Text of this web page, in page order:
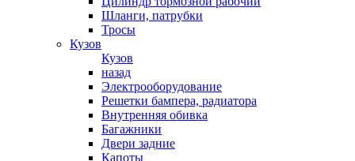
Шланги, патрубки
Тросы
Кузов
Кузов
назад
Электрооборудование
Решетки бампера, радиатора
Внутренняя обивка
Багажники
Двери задние
Капоты